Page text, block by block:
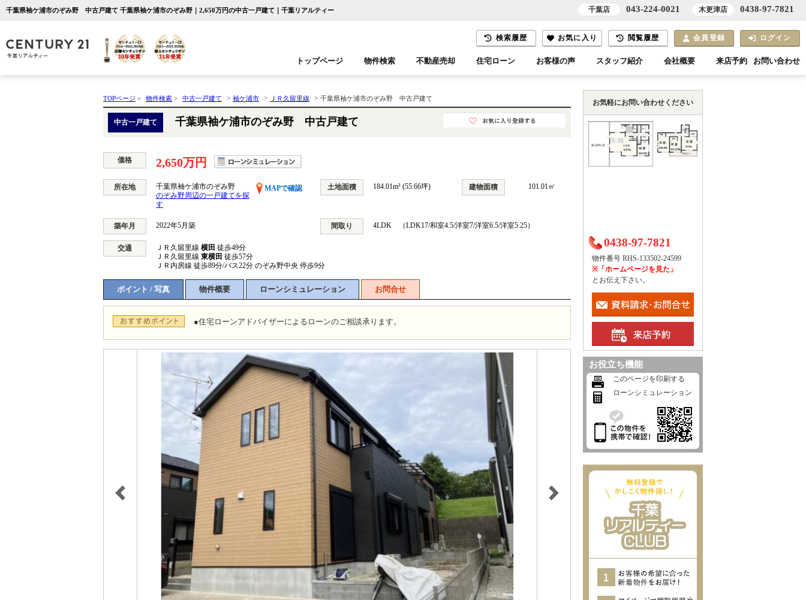
千葉県袖ケ浦市のぞみ野 中古戸建て 千葉県袖ケ浦市のぞみ野｜2,650万円の中古一戸建て｜千葉リアルティー
検索履歴 お気に入り 閲覧履歴 会員登録 ログイン
トップページ 物件検索
千葉エリア 木更津エリア
不動産売却 住宅ローン お客様の声 スタッフ紹介 会社概要 来店予約 お問い合わせ
TOPページ > 物件検索 > 中古一戸建て > 袖ケ浦市 > ＪＲ久留里線 > 千葉県袖ケ浦市のぞみ野 中古戸建て
中古一戸建て 千葉県袖ケ浦市のぞみ野 中古戸建て
価格 2,650万円
所在地 千葉県袖ケ浦市のぞみ野
MAPで確認
のぞみ野周辺の一戸建てを探
す
土地面積 184.01m² (55.66坪) 建物面積 101.01㎡
築年月 2022年5月築 間取り 4LDK （LDK17/和室4.5/洋室7/洋室6.5/洋室5.25）
交通 ＪＲ久留里線 横田 徒歩49分
ＪＲ久留里線 東横田 徒歩57分
ＪＲ内房線 徒歩89分/バス22分 のぞみ野中央 停歩9分
ポイント / 写真 物件概要 ローンシミュレーション お問合せ
●住宅ローンアドバイザーによるローンのご相談承ります。
お気軽にお問い合わせください
0438-97-7821
物件番号 RHS-133502-24599
※「ホームページを見た」
とお伝え下さい。
お役立ち機能
このページを印刷する
ローンシミュレーション
千葉店 043-224-0021 木更津店 0438-97-7821